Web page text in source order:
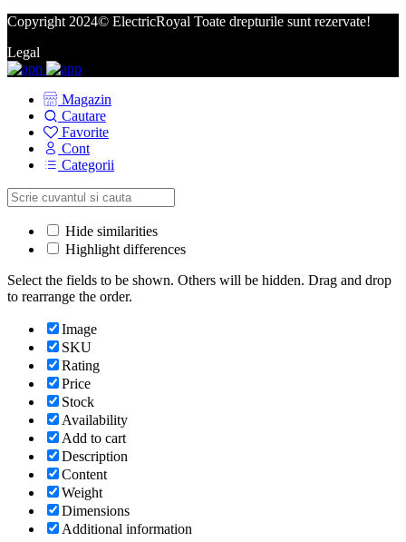
Copyright 2024© ElectricRoyal Toate drepturile sunt rezervate!
Legal
Magazin
Cautare
Favorite
Cont
Categorii
Hide similarities
Highlight differences
Select the fields to be shown. Others will be hidden. Drag and drop
to rearrange the order.
Image
SKU
Rating
Price
Stock
Availability
Add to cart
Description
Content
Weight
Dimensions
Additional information